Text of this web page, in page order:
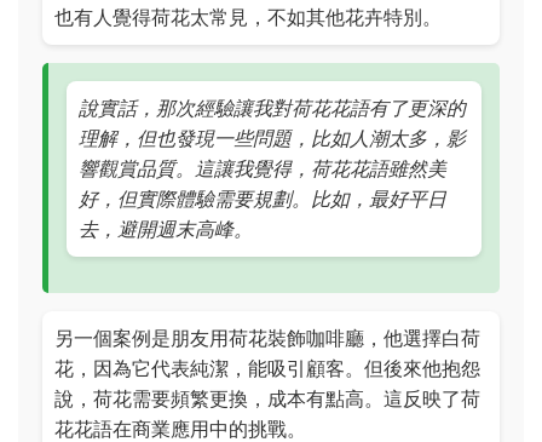
也有人覺得荷花太常見，不如其他花卉特別。
說實話，那次經驗讓我對荷花花語有了更深的
理解，但也發現一些問題，比如人潮太多，影
響觀賞品質。這讓我覺得，荷花花語雖然美
好，但實際體驗需要規劃。比如，最好平日
去，避開週末高峰。
另一個案例是朋友用荷花裝飾咖啡廳，他選擇白荷
花，因為它代表純潔，能吸引顧客。但後來他抱怨
說，荷花需要頻繁更換，成本有點高。這反映了荷
花花語在商業應用中的挑戰。